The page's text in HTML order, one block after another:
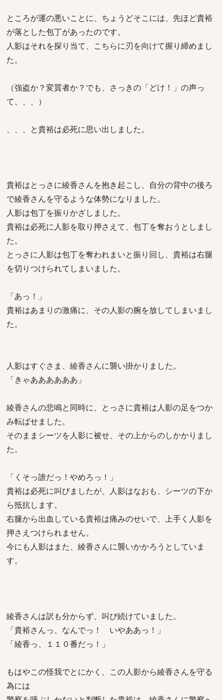
ところが運の悪いことに、ちょうどそこには、先ほど貴裕
が落とした包丁があったのです。
人影はそれを探り当て、こちらに刃を向けて握り締めまし
た。
（強盗か？変質者か？でも、さっきの「どけ！」の声っ
て、、、）
、、、と貴裕は必死に思い出しました。
貴裕はとっさに綾香さんを抱き起こし、自分の背中の後ろ
で綾香さんを守るような体勢になりました。
人影は包丁を振りかざしました。
貴裕は必死に人影を取り押さえて、包丁を奪おうとしまし
た。
とっさに人影は包丁を奪われまいと振り回し、貴裕は右腿
を切りつけられてしまいました。
「あっ！」
貴裕はあまりの激痛に、その人影の腕を放してしまいまし
た。
人影はすぐさま、綾香さんに襲い掛かりました。
「きゃああああああ」
綾香さんの悲鳴と同時に、とっさに貴裕は人影の足をつか
み転ばせました。
そのままシーツを人影に被せ、その上からのしかかりまし
た。
「くそっ誰だっ！やめろっ！」
貴裕は必死に叫びましたが、人影はなおも、シーツの下か
ら抵抗します。
右腿から出血している貴裕は痛みのせいで、上手く人影を
押さえつけられません。
今にも人影はまた、綾香さんに襲いかかろうとしていま
す。
綾香さんは訳も分からず、叫び続けていました。
「貴裕さんっ、なんでっ！ いやああっ！」
「綾香っ、１１０番だっ！」
もはやこの怪我でとにかく、この人影から綾香さんを守る
為には